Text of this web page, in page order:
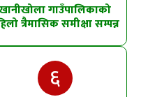
गाउँपालिकाको
त्रैमासिक समीक्षा सम्पन्न
६